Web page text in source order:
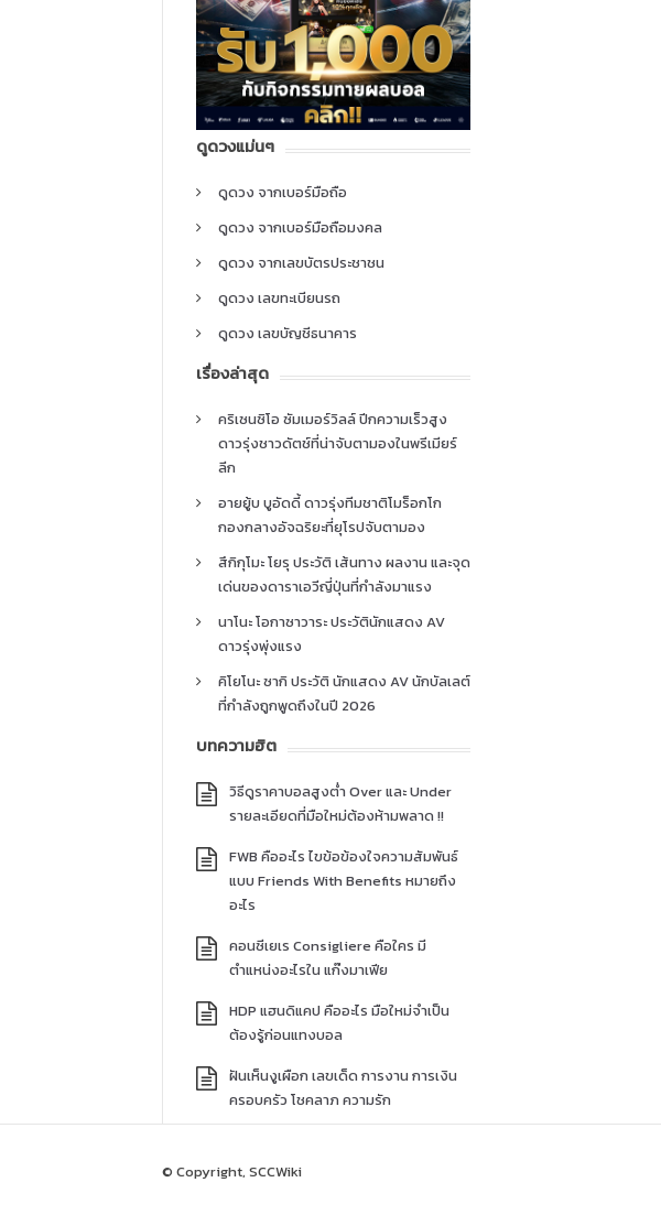
ดูดวงแม่นๆ
ดูดวง จากเบอร์มือถือ
ดูดวง จากเบอร์มือถือมงคล
ดูดวง จากเลขบัตรประชาชน
ดูดวง เลขทะเบียนรถ
ดูดวง เลขบัญชีธนาคาร
เรื่องล่าสุด
คริเซนซิโอ ซัมเมอร์วิลล์ ปีกความเร็วสูง
ดาวรุ่งชาวดัตช์ที่น่าจับตามองในพรีเมียร์
ลีก
อายยู้บ บูอัดดี้ ดาวรุ่งทีมชาติโมร็อกโก
กองกลางอัจฉริยะที่ยุโรปจับตามอง
สึกิกุโมะ โยรุ ประวัติ เส้นทาง ผลงาน และจุด
เด่นของดาราเอวีญี่ปุ่นที่กำลังมาแรง
นาโนะ โอกาซาวาระ ประวัตินักแสดง AV
ดาวรุ่งพุ่งแรง
คิโยโนะ ซากิ ประวัติ นักแสดง AV นักบัลเลต์
ที่กำลังถูกพูดถึงในปี 2026
บทความฮิต
วิธีดูราคาบอลสูงต่ำ Over และ Under
รายละเอียดที่มือใหม่ต้องห้ามพลาด !!
FWB คืออะไร ไขข้อข้องใจความสัมพันธ์
แบบ Friends With Benefits หมายถึง
อะไร
คอนซีเยเร Consigliere คือใคร มี
ตำแหน่งอะไรใน แก๊งมาเฟีย
HDP แฮนดิแคป คืออะไร มือใหม่จำเป็น
ต้องรู้ก่อนแทงบอล
ฝันเห็นงูเผือก เลขเด็ด การงาน การเงิน
ครอบครัว โชคลาภ ความรัก
© Copyright, SCCWiki